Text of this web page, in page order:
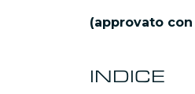
(approvato
INDICE